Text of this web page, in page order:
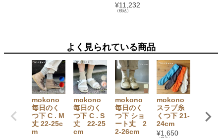
¥11,232
（税込）
よく見られている商品
mokono
毎日のく
つ下 C . M
丈 22-25c
m
mokono
毎日のく
つ下 C . S
丈 22-25
cm
mokono
毎日のく
つ下 ショ
ート丈 2
2-26cm
mokono
スラブ糸
くつ下 21-
24cm
¥1,650
のびの
カバー